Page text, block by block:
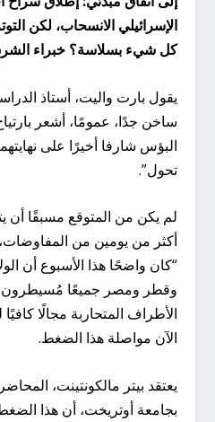
الإسرائيلي الانسحاب، لكن
كل شيء بسلاسة؟ خبراء
يقول بارت واليت، أستاذ
ساخن جدًا، عمومًا، أشعر
البؤس شارفا أخيرًا على
تحول”.
لم يكن من المتوقع مسبقًا أن
أكثر من يومين من
“كان واضحًا هذا الأسبوع أن
وقطر ومصر جميعًا مُسيطرون
الأطراف المتحاربة مجالًا
الآن مواصلة هذا الضغط.
يعتقد بيتر مالكونتينت،
بجامعة أوتريخت، أن هذا